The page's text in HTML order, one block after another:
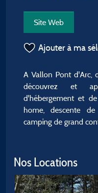
Site Web
Ajouter à ma
A Vallon Pont d'Arc,
découvrez et
d'hébergement et
home, descente
camping de grand
Nos Locations